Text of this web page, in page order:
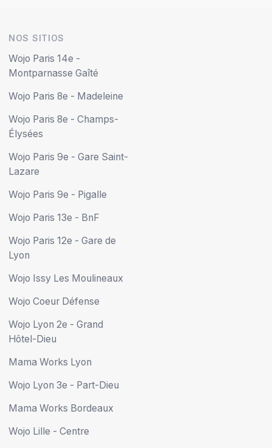
NOS SITIOS
Wojo Paris 14e -
Montparnasse Gaîté
Wojo Paris 8e - Madeleine
Wojo Paris 8e - Champs-
Élysées
Wojo Paris 9e - Gare Saint-
Lazare
Wojo Paris 9e - Pigalle
Wojo Paris 13e - BnF
Wojo Paris 12e - Gare de
Lyon
Wojo Issy Les Moulineaux
Wojo Coeur Défense
Wojo Lyon 2e - Grand
Hôtel-Dieu
Mama Works Lyon
Wojo Lyon 3e - Part-Dieu
Mama Works Bordeaux
Wojo Lille - Centre